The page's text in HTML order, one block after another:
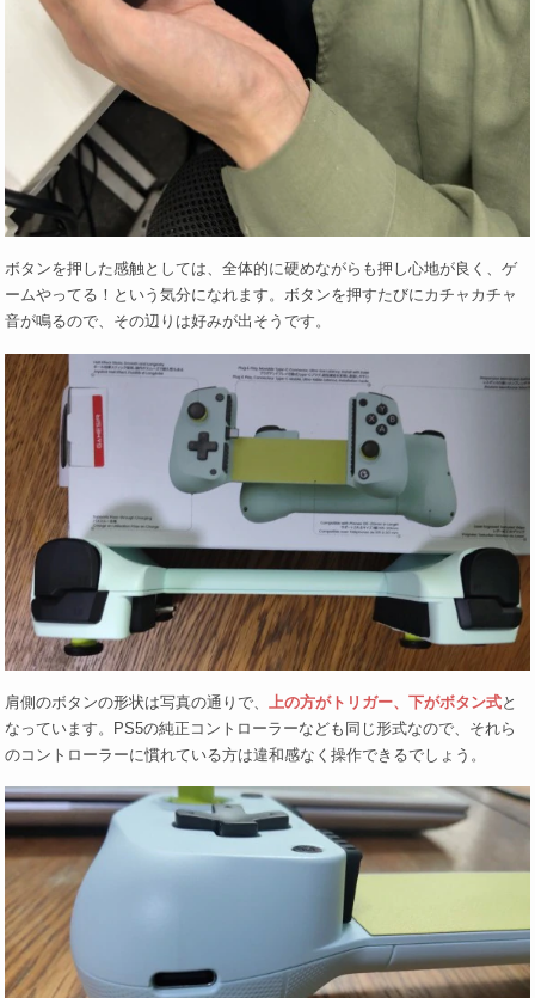
ボタンを押した感触としては、全体的に硬めながらも押し心地が良く、ゲ
ームやってる！という気分になれます。ボタンを押すたびにカチャカチャ
音が鳴るので、その辺りは好みが出そうです。
肩側のボタンの形状は写真の通りで、 上の方がトリガー、下がボタン式と
なっています。PS5の純正コントローラーなども同じ形式なので、それら
のコントローラーに慣れている方は違和感なく操作できるでしょう。